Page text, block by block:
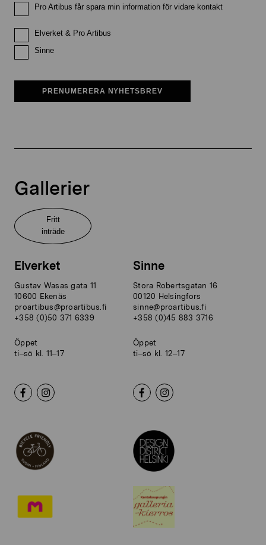
Pro Artibus får spara min information för vidare kontakt
Elverket & Pro Artibus
Sinne
PRENUMERERA NYHETSBREV
Gallerier
Fritt
inträde
Elverket
Gustav Wasas gata 11
10600 Ekenäs
proartibus@proartibus.fi
+358 (0)50 371 6339
Öppet
ti–sö kl. 11–17
Sinne
Stora Robertsgatan 16
00120 Helsingfors
sinne@proartibus.fi
+358 (0)45 883 3716
Öppet
ti–sö kl. 12–17